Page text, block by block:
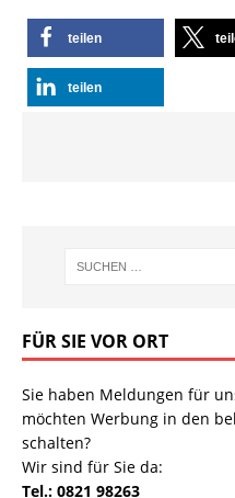
teilen
teilen
FÜR SIE VOR ORT
Sie haben Meldungen für
möchten Werbung in den
schalten?
Wir sind für Sie da:
Tel.: 0821 98263